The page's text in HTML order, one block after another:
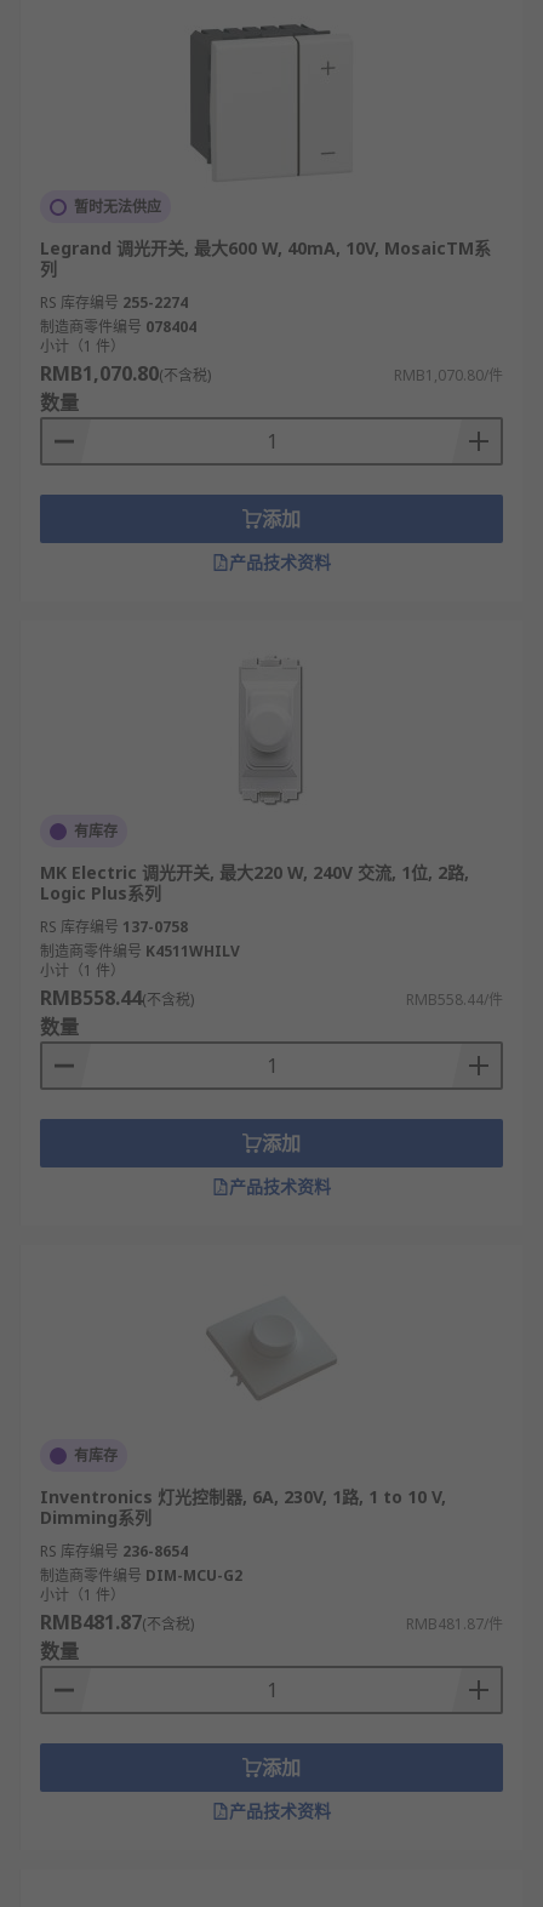
暂时无法供应
Legrand 调光开关, 最大600 W, 40mA, 10V, MosaicTM系
列
RS 库存编号 255-2274
制造商零件编号 078404
小计（1 件）
RMB1,070.80(不含税) RMB1,070.80/件
数量
添加
产品技术资料
有库存
MK Electric 调光开关, 最大220 W, 240V 交流, 1位, 2路,
Logic Plus系列
RS 库存编号 137-0758
制造商零件编号 K4511WHILV
小计（1 件）
RMB558.44(不含税) RMB558.44/件
数量
添加
产品技术资料
有库存
Inventronics 灯光控制器, 6A, 230V, 1路, 1 to 10 V,
Dimming系列
RS 库存编号 236-8654
制造商零件编号 DIM-MCU-G2
小计（1 件）
RMB481.87(不含税) RMB481.87/件
数量
添加
产品技术资料